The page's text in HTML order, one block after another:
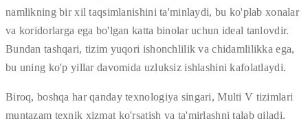
namlikning bir xil taqsimlanishini ta'minlaydi, bu ko'plab xonalar
va koridorlarga ega bo'lgan katta binolar uchun ideal tanlovdir.
Bundan tashqari, tizim yuqori ishonchlilik va chidamlilikka ega,
bu uning ko'p yillar davomida uzluksiz ishlashini kafolatlaydi.
Biroq, boshqa har qanday texnologiya singari, Multi V tizimlari
muntazam texnik xizmat ko'rsatish va ta'mirlashni talab qiladi.